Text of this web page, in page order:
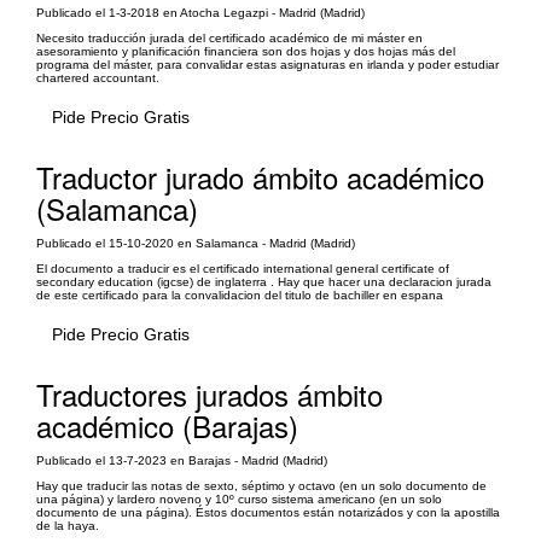
Publicado el 1-3-2018 en Atocha Legazpi - Madrid (Madrid)
Necesito traducción jurada del certificado académico de mi máster en
asesoramiento y planificación financiera son dos hojas y dos hojas más del
programa del máster, para convalidar estas asignaturas en irlanda y poder estudiar
chartered accountant.
Pide Precio Gratis
Traductor jurado ámbito académico
(Salamanca)
Publicado el 15-10-2020 en Salamanca - Madrid (Madrid)
El documento a traducir es el certificado international general certificate of
secondary education (igcse) de inglaterra . Hay que hacer una declaracion jurada
de este certificado para la convalidacion del titulo de bachiller en espana
Pide Precio Gratis
Traductores jurados ámbito
académico (Barajas)
Publicado el 13-7-2023 en Barajas - Madrid (Madrid)
Hay que traducir las notas de sexto, séptimo y octavo (en un solo documento de
una página) y lardero noveno y 10º curso sistema americano (en un solo
documento de una página). Éstos documentos están notarizádos y con la apostilla
de la haya.